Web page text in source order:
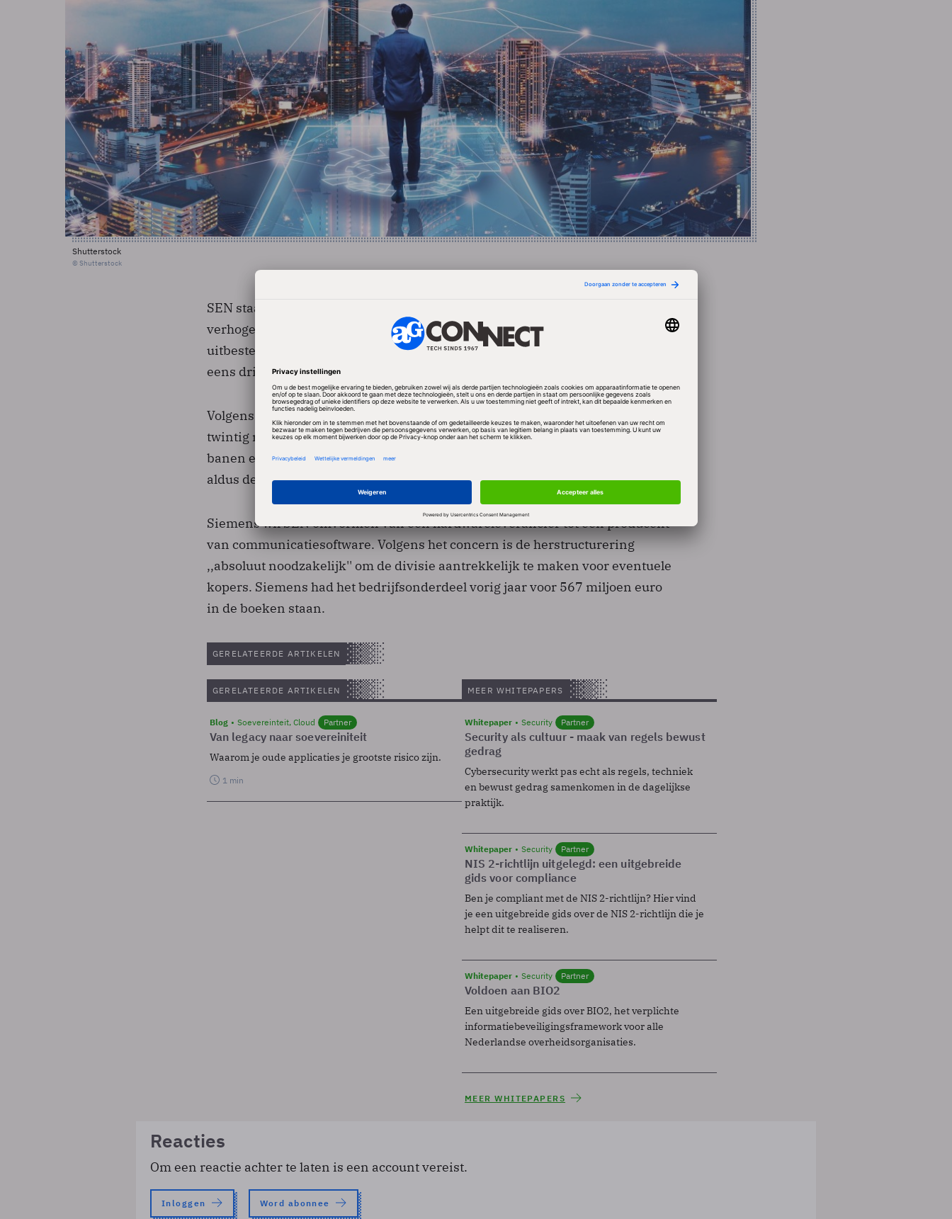
Shutterstock
© Shutterstock
SEN staat te koop en Siemens wil met de herstructurering de verkoopprijs
verhogen. Er verdwijnen 3800 banen, waarvan tweeduizend in Duitsland. De
uitbesteding van diensten moet het Duitse concern een besparing van nog
eens drieduizend arbeidsplaatsen opleveren, waarvan 1200 in eigen land.
Volgens een woordvoerder van Siemens werken in Nederland ongeveer
twintig mensen voor het verliesgevende SEN. Hij kon niet zeggen of hun
banen eveneens op de tocht staan. In totaal heeft SEN 17.600 werknemers,
aldus de zegsman.
Siemens wil SEN omvormen van een hardwareleverancier tot een producent
van communicatiesoftware. Volgens het concern is de herstructurering
,,absoluut noodzakelijk'' om de divisie aantrekkelijk te maken voor eventuele
kopers. Siemens had het bedrijfsonderdeel vorig jaar voor 567 miljoen euro
in de boeken staan.
GERELATEERDE ARTIKELEN
GERELATEERDE ARTIKELEN
Blog Soevereinteit, Cloud Partner
Van legacy naar soevereiniteit
Waarom je oude applicaties je grootste risico zijn.
1 min
MEER WHITEPAPERS
Whitepaper Security Partner
Security als cultuur - maak van regels bewust
gedrag
Cybersecurity werkt pas echt als regels, techniek
en bewust gedrag samenkomen in de dagelijkse
praktijk.
Whitepaper Security Partner
NIS 2-richtlijn uitgelegd: een uitgebreide
gids voor compliance
Ben je compliant met de NIS 2-richtlijn? Hier vind
je een uitgebreide gids over de NIS 2-richtlijn die je
helpt dit te realiseren.
Whitepaper Security Partner
Voldoen aan BIO2
Een uitgebreide gids over BIO2, het verplichte
informatiebeveiligingsframework voor alle
Nederlandse overheidsorganisaties.
MEER WHITEPAPERS
Reacties
Om een reactie achter te laten is een account vereist.
Inloggen Word abonnee